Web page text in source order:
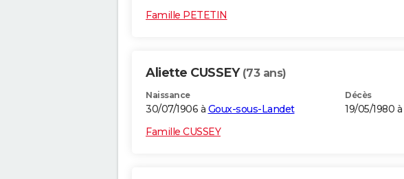
Famille PETETIN
Aliette CUSSEY (73 ans)
Naissance
30/07/1906 à Goux-sous-Landet
Décès
19/05/1980 à
Famille CUSSEY